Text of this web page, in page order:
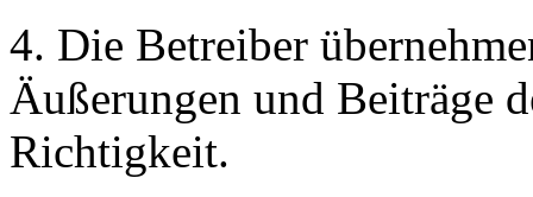
4. Die Betreiber
Äußerungen und Beiträge
Richtigkeit.